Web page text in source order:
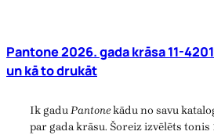
Pantone 2026. gada krāsa 11-
un kā to drukāt
Ik gaduPantonekādu no savu
par gada krāsu. Šoreiz izvēlēts tonis